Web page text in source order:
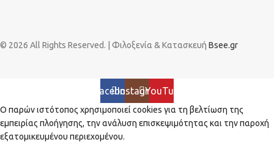
© 2026 All Rights Reserved. | Φιλοξενία & Κατασκευή Bsee.gr
FacebookInstagramYouTube
Ο παρών ιστότοπος χρησιμοποιεί cookies για τη βελτίωση της
εμπειρίας πλοήγησης, την ανάλυση επισκεψιμότητας και την παροχή
εξατομικευμένου περιεχομένου.